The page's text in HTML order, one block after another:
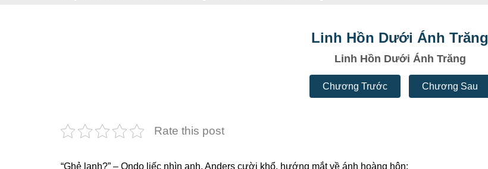
Linh Hồn Dưới Ánh Trăng
Linh Hồn Dưới Ánh Trăng
Chương Trước Chương Sau
Rate this post
“Ghẻ lạnh?” – Ondo liếc nhìn anh. Anders cười khổ, hướng mắt về ánh hoàng hôn: